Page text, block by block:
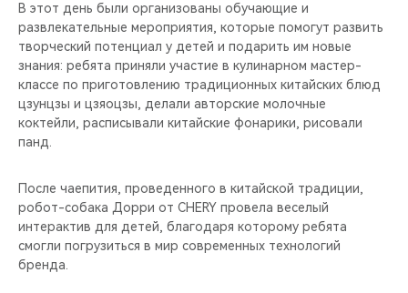
CHERY И СПОРТ
НАШИ МЕРОПРИЯТИЯ
ВИДЕООБЗОРЫ
В этот день были организованы обучающие и
развлекательные мероприятия, которые помогут развить
творческий потенциал у детей и подарить им новые
знания: ребята приняли участие в кулинарном мастер-
классе по приготовлению традиционных китайских блюд
цзунцзы и цзяоцзы, делали авторские молочные
коктейли, расписывали китайские фонарики, рисовали
панд.
После чаепития, проведенного в китайской традиции,
робот-собака Дорри от CHERY провела веселый
интерактив для детей, благодаря которому ребята
смогли погрузиться в мир современных технологий
бренда.